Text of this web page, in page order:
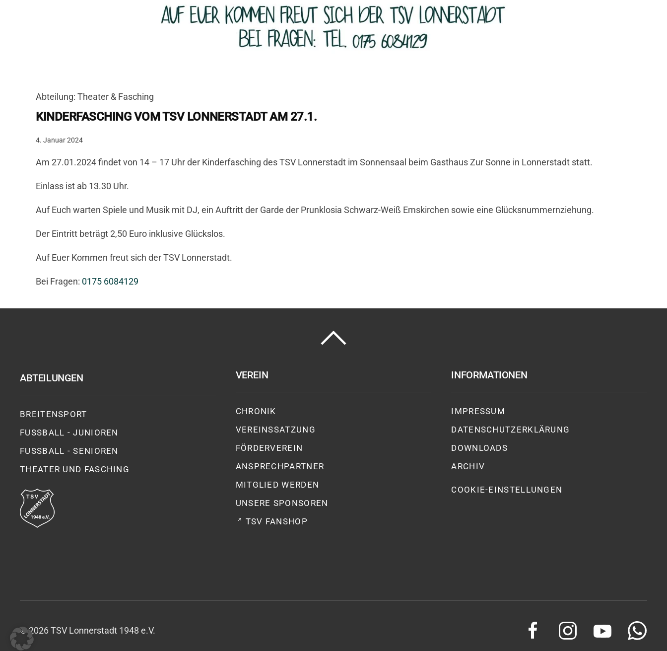
Abteilung: Theater & Fasching
KINDERFASCHING VOM TSV LONNERSTADT AM 27.1.
4. Januar 2024
Am 27.01.2024 findet von 14 – 17 Uhr der Kinderfasching des TSV Lonnerstadt im Sonnensaal beim Gasthaus Zur Sonne in Lonnerstadt statt.
Einlass ist ab 13.30 Uhr.
Auf Euch warten Spiele und Musik mit DJ, ein Auftritt der Garde der Prunklosia Schwarz-Weiß Emskirchen sowie eine Glücksnummernziehung.
Der Eintritt beträgt 2,50 Euro inklusive Glückslos.
Auf Euer Kommen freut sich der TSV Lonnerstadt.
Bei Fragen: 0175 6084129
ABTEILUNGEN
BREITENSPORT
FUSSBALL - JUNIOREN
FUSSBALL - SENIOREN
THEATER UND FASCHING
VEREIN
CHRONIK
VEREINSSATZUNG
FÖRDERVEREIN
ANSPRECHPARTNER
MITGLIED WERDEN
UNSERE SPONSOREN
TSV FANSHOP
INFORMATIONEN
IMPRESSUM
DATENSCHUTZ­ERKLÄRUNG
DOWNLOADS
ARCHIV
COOKIE-EINSTELLUNGEN
©2026TSV Lonnerstadt 1948 e.V.